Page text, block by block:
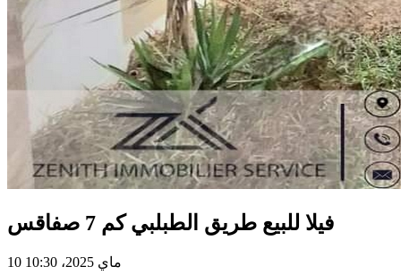
فيلا للبيع طريق الطبلبي كم 7 صفاقس
10 ماي 2025، 10:30